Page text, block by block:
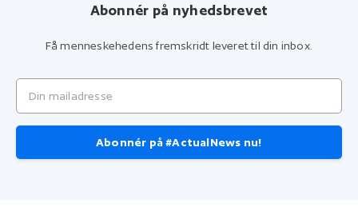
Abonnér på nyhedsbrevet
Få menneskehedens fremskridt leveret til din inbox.
Din mailadresse
Abonnér på #ActualNews nu!